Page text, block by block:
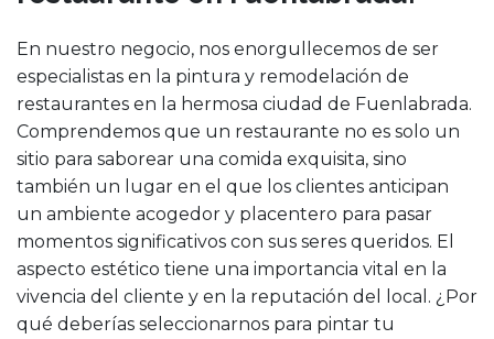
En nuestro negocio, nos enorgullecemos de ser
especialistas en la pintura y remodelación de
restaurantes en la hermosa ciudad de Fuenlabrada.
Comprendemos que un restaurante no es solo un
sitio para saborear una comida exquisita, sino
también un lugar en el que los clientes anticipan
un ambiente acogedor y placentero para pasar
momentos significativos con sus seres queridos. El
aspecto estético tiene una importancia vital en la
vivencia del cliente y en la reputación del local. ¿Por
qué deberías seleccionarnos para pintar tu